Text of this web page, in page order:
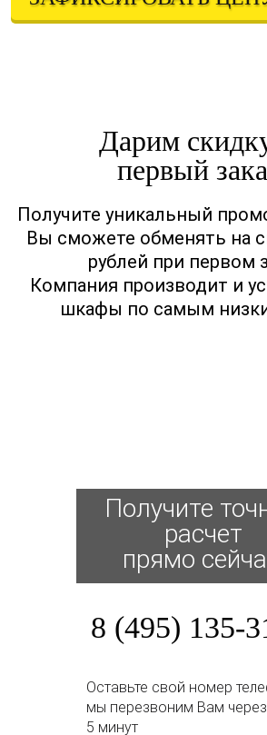
Оставляя свои контактные данные, вы
Дарим
первый
Получите уникальный
Вы сможете обменять на
рублей при первом
Компания производит и
шкафы по самым
Получите
расчет
прямо
8 (495) 135-
Оставьте свой номер
мы перезвоним Вам через
5 минут